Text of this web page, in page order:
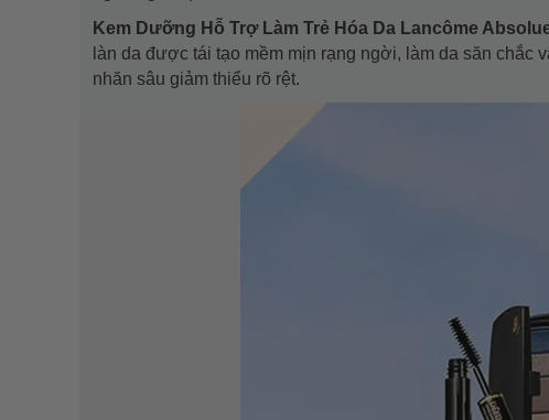
Kem Dưỡng Hỗ Trợ Làm Trẻ Hóa Da Lancôme
làn da được tái tạo mềm mịn rạng ngời, làm da săn chắc
nhăn sâu giảm thiểu rõ rệt.